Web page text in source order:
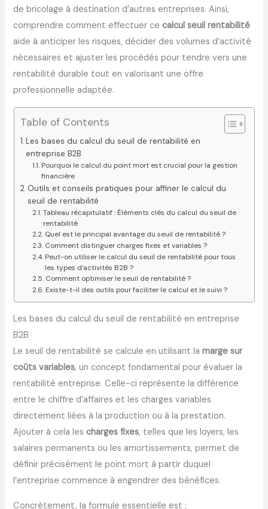
de bricolage à destination d’autres entreprises. Ainsi,
comprendre comment effectuer cecalcul seuil rentabilité
aide à anticiper les risques, décider des volumes d’activité
nécessaires et ajuster les procédés pour tendre vers une
rentabilité durable tout en valorisant une offre
professionnelle adaptée.
Table of Contents
Les bases du calcul du seuil de rentabilité en
entreprise B2B
Pourquoi le calcul du point mort est crucial pour la gestion
financière
Outils et conseils pratiques pour affiner le calcul du
seuil de rentabilité
Tableau récapitulatif : Éléments clés du calcul du seuil de
rentabilité
Quel est le principal avantage du seuil de rentabilité ?
Comment distinguer charges fixes et variables ?
Peut-on utiliser le calcul du seuil de rentabilité pour tous
les types d’activités B2B ?
Comment optimiser le seuil de rentabilité ?
Existe-t-il des outils pour faciliter le calcul et le suivi ?
Les bases du calcul du seuil de rentabilité en entreprise
B2B
Le seuil de rentabilité se calcule en utilisant lamarge sur
coûts variables, un concept fondamental pour évaluer la
rentabilité entreprise. Celle-ci représente la différence
entre le chiffre d’affaires et les charges variables
directement liées à la production ou à la prestation.
Ajouter à cela lescharges fixes, telles que les loyers, les
salaires permanents ou les amortissements, permet de
définir précisément le point mort à partir duquel
l’entreprise commence à engendrer des bénéfices.
Concrètement, la formule essentielle est :